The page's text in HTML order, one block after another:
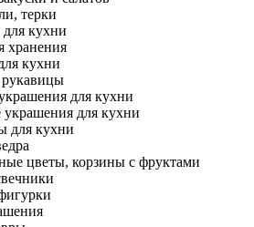
терки
кухни
хранения
кухни
для кухни
для кухни
для кухни
цветы, корзины с фруктами